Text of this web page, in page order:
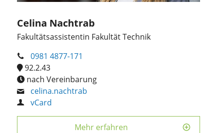
Celina Nachtrab
Fakultätsassistentin Fakultät Technik
0981 4877-171
92.2.43
nach Vereinbarung
celina.nachtrab
vCard
Mehr erfahren